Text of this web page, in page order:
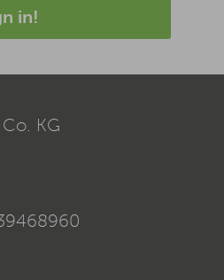
in!
KG